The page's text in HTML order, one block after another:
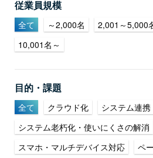
従業員規模
全て ～2,000名 2,001～5,000
10,001名～
目的・課題
全て クラウド化
システム連
システム老朽化・使いにくさの解消
スマホ・マルチデバイス対応
ペ